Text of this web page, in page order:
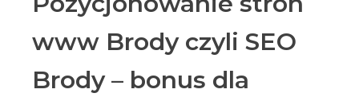
www Brody czyli SEO
Brody – bonus dla